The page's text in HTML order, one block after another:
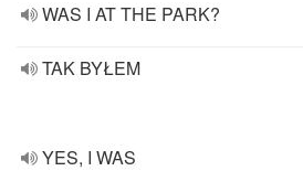
WAS I AT THE PARK?
TAK BYŁEM
YES, I WAS